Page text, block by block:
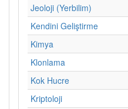
Jeoloji (Yerbilim)
Kendini Geliştirme
Kimya
Klonlama
Kok Hucre
Kriptoloji